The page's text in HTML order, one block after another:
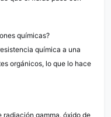
químicas?
química a una
orgánicos, lo que lo hace
radiación gamma, óxido de